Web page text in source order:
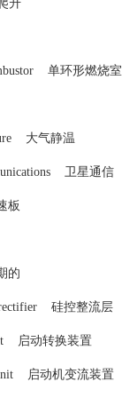
升
单环形燃烧室
大气静温
卫星通信
板
的
硅控整流层
启动转换装置
启动机变流装置